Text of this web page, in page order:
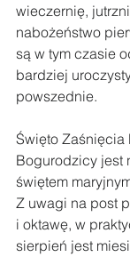
wieczernię,
nabożeństwo
są w tym czasie
bardziej
powszednie.
Święto Zaśnięcia
Bogurodzicy jest
świętem
Z uwagi na post
i oktawę, w
sierpień jest